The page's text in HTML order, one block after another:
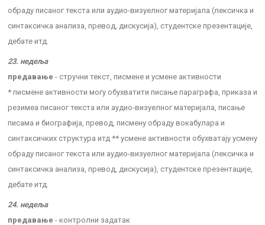
обраду писаног текста или аудио-визуелног материјала (лексичка и
синтаксичка анализа, превод, дискусија), студентске презентације,
дебате итд.
23. недеља
предавање - стручни текст, писмене и усмене активности
* писмене активности могу обухватити писање параграфа, приказа и
резимеа писаног текста или аудио-визуелног материјала, писање
писама и биографија, превод, писмену обраду вокабулара и
синтаксичких структура итд ** усмене активности обухватају усмену
обраду писаног текста или аудио-визуелног материјала (лексичка и
синтаксичка анализа, превод, дискусија), студентске презентације,
дебате итд.
24. недеља
предавање - контролни задатак